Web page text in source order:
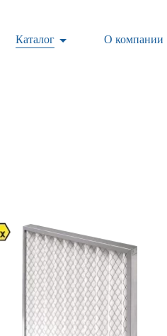
Каталог О компании